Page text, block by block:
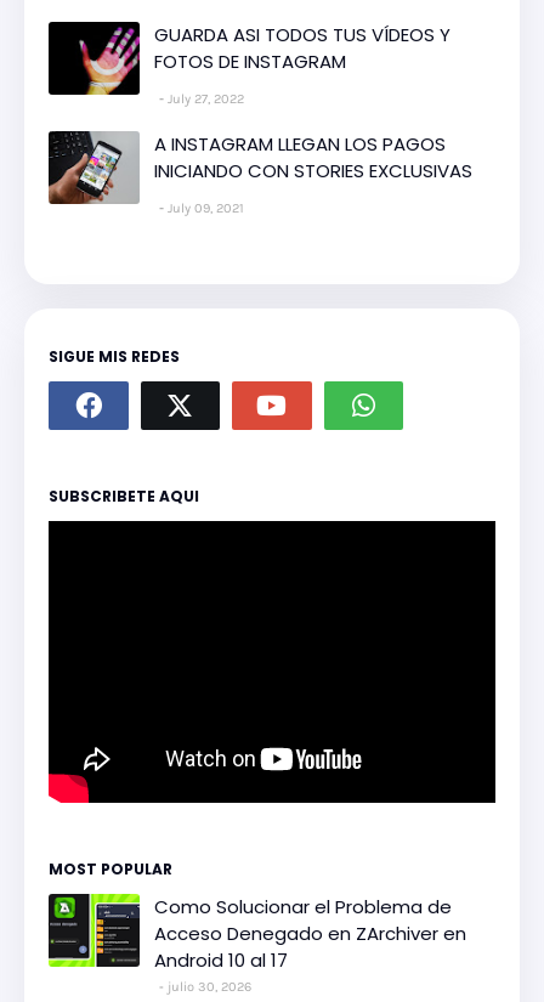
GUARDA ASI TODOS TUS VÍDEOS Y
FOTOS DE INSTAGRAM
July 27, 2022
A INSTAGRAM LLEGAN LOS PAGOS
INICIANDO CON STORIES EXCLUSIVAS
July 09, 2021
SIGUE MIS REDES
SUBSCRIBETE AQUI
MOST POPULAR
Como Solucionar el Problema de
Acceso Denegado en ZArchiver en
Android 10 al 17
julio 30, 2026